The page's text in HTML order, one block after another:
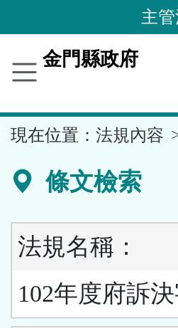
到
要
容
區
主
金門縣政府
現在位置： 法規內容
條文檢索
法規名稱：
102年度府訴